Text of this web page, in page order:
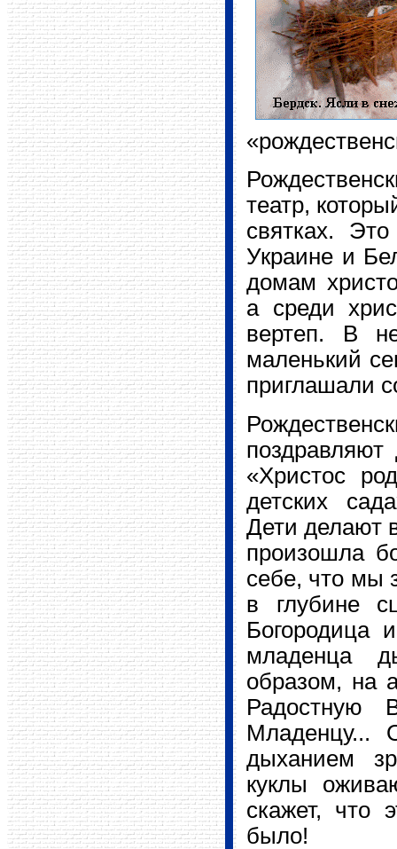
театр,
святках.
Украине и
домам
а среди
вертеп. В
маленький
приглашали
«Христос
детских
Дети делают
произошла
себе, что мы
в глубине
Богородица
младенца
образом, на
Радостную
Младенцу...
дыханием
куклы
скажет, что
было!